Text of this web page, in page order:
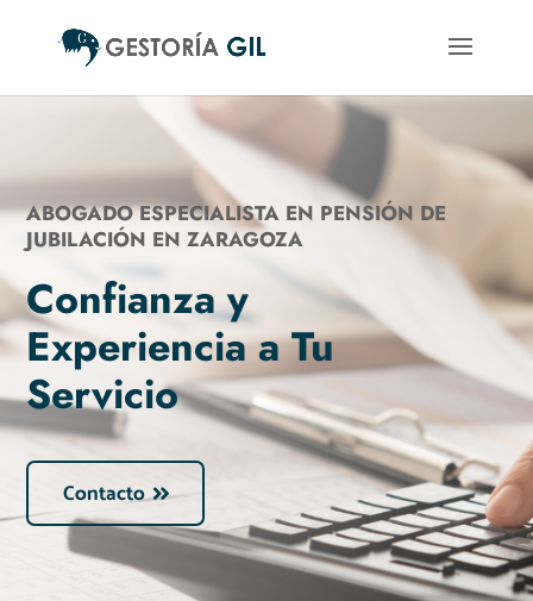
ABOGADO ESPECIALISTA EN PENSIÓN DE
JUBILACIÓN EN ZARAGOZA
Confianza y
Experiencia a Tu
Servicio
Contacto